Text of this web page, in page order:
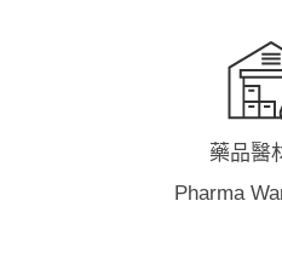
藥品醫
Pharma